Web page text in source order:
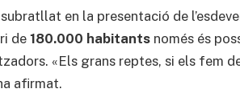
subratllat en la presentació de
de 180.000 habitants només és
«Els grans reptes, si els fem
afirmat.